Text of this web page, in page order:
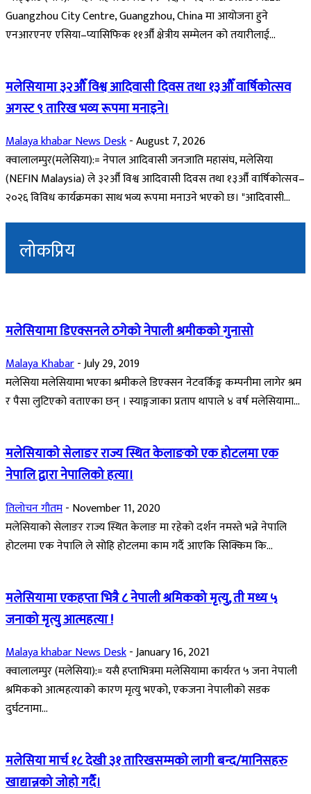
Guangzhou City Centre, Guangzhou, China मा आयोजना हुने
एनआरएनए एसिया–प्यासिफिक ११औँ क्षेत्रीय सम्मेलन को तयारीलाई...
मलेसियामा ३२औँ विश्व आदिवासी दिवस तथा १३औँ वार्षिकोत्सव
अगस्ट ९ तारिख भव्य रूपमा मनाइने।
Malaya khabar News Desk-August 7, 2026
क्वालालम्पुर(मलेसिया):= नेपाल आदिवासी जनजाति महासंघ, मलेसिया
(NEFIN Malaysia) ले ३२औँ विश्व आदिवासी दिवस तथा १३औँ वार्षिकोत्सव–
२०२६ विविध कार्यक्रमका साथ भव्य रूपमा मनाउने भएको छ। "आदिवासी...
लोकप्रिय
मलेसियामा डिएक्सनले ठगेको नेपाली श्रमीकको गुनासो
Malaya Khabar-July 29, 2019
मलेसिया मलेसियामा भएका श्रमीकले डिएक्सन नेटवर्किङ्ग कम्पनीमा लागेर श्रम
र पैसा लुटिएको वताएका छन् । स्याङ्गजाका प्रताप थापाले ४ वर्ष मलेसियामा...
मलेसियाको सेलाङर राज्य स्थित केलाङको एक होटलमा एक
नेपालि द्वारा नेपालिको हत्या।
तिलोचन गौतम- November 11, 2020
मलेसियाको सेलाङर राज्य स्थित केलाङ मा रहेको दर्शन नमस्ते भन्ने नेपालि
होटलमा एक नेपालि ले सोहि होटलमा काम गर्दै आएकि सिक्किम कि...
मलेसियामा एकहप्ता भित्रै ८ नेपाली श्रमिकको मृत्यु, ती मध्य ५
जनाको मृत्यु आत्महत्या !
Malaya khabar News Desk-January 16, 2021
क्वालालम्पुर (मलेसिया):= यसै हप्ताभित्रमा मलेसियामा कार्यरत ५ जना नेपाली
श्रमिकको आत्महत्याको कारण मृत्यु भएको, एकजना नेपालीको सडक
दुर्घटनामा...
मलेसिया मार्च १८ देखी ३१ तारिखसम्मको लागी बन्द/मानिसहरु
खाद्यान्नको जोहो गर्दै।